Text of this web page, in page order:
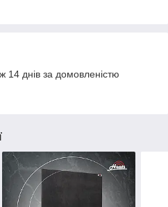
14 днів за домовленістю